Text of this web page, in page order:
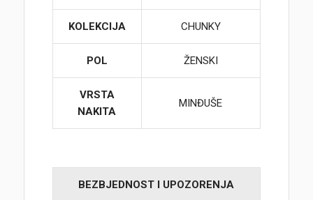
KOLEKCIJA CHUNKY
POL ŽENSKI
VRSTA
NAKITA
MINĐUŠE
BEZBJEDNOST I UPOZORENJA